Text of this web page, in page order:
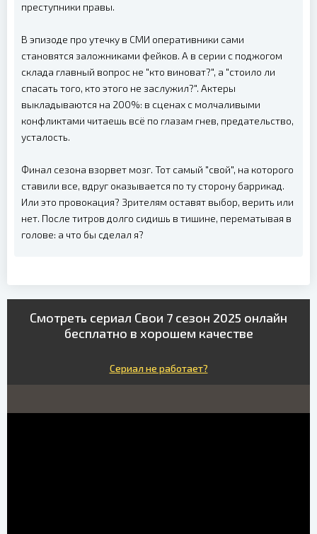
преступники правы.
В эпизоде про утечку в СМИ оперативники сами
становятся заложниками фейков. А в серии с поджогом
склада главный вопрос не "кто виноват?", а "стоило ли
спасать того, кто этого не заслужил?". Актеры
выкладываются на 200%: в сценах с молчаливыми
конфликтами читаешь всё по глазам гнев, предательство,
усталость.
Финал сезона взорвет мозг. Тот самый "свой", на которого
ставили все, вдруг оказывается по ту сторону баррикад.
Или это провокация? Зрителям оставят выбор, верить или
нет. После титров долго сидишь в тишине, перематывая в
голове: а что бы сделал я?
Смотреть сериал Свои 7 сезон 2025 онлайн
бесплатно в хорошем качестве
Сериал не работает?